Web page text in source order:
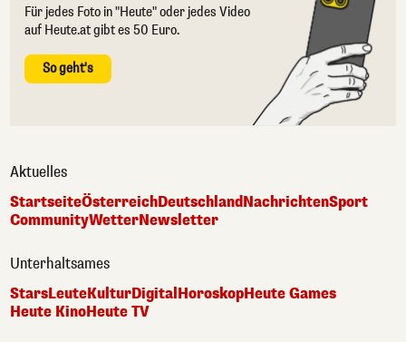
Für jedes Foto in "Heute" oder jedes Video
auf Heute.at gibt es 50 Euro.
So geht's
Aktuelles
StartseiteÖsterreichDeutschlandNachrichtenSport
CommunityWetterNewsletter
Unterhaltsames
StarsLeuteKulturDigitalHoroskopHeute Games
Heute KinoHeute TV